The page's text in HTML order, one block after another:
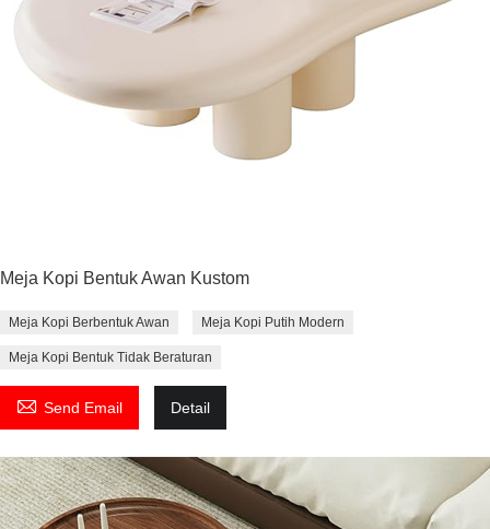
Meja Kopi Bentuk Awan Kustom
Meja Kopi Berbentuk Awan Meja Kopi Putih Modern
Meja Kopi Bentuk Tidak Beraturan
 Send Email Detail